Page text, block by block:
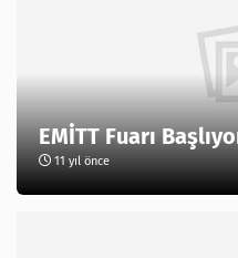
EMİTT Fuarı
11 yıl önce